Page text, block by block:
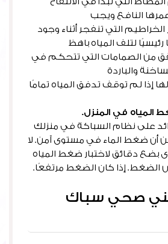
النافع ويجب
التي تنفجر أثناء وجود
رئيسيًا لتلف المياه باهظ
من الصمامات التي تتحكم في
والباردة
إذا لم توقف تدفق المياه تمامًا
في المنزل.
على نظام السباكة في منزلك
أن ضغط الماء في مستوى آمن. لا
بضع دقائق لاختبار ضغط المياه
الضغط. إذا كان الضغط مرتفعًا.
صحي سباك